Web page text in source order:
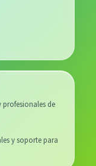
de
y soporte para